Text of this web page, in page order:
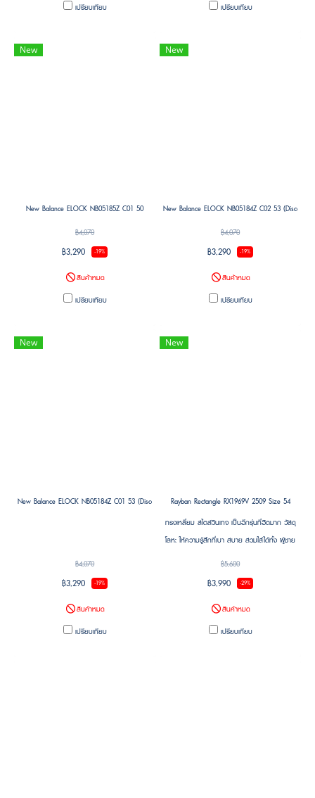
เปรียบเทียบ
เปรียบเทียบ
New
New Balance ELOCK NB05185Z C01 50
฿4,070
฿3,290 -19%
สินค้าหมด
เปรียบเทียบ
New
New Balance ELOCK NB05184Z C02 53
฿4,070
฿3,290 -19%
สินค้าหมด
เปรียบเทียบ
New
New Balance ELOCK NB05184Z C01 53 (Discontinued)
฿4,070
฿3,290 -19%
สินค้าหมด
เปรียบเทียบ
New
Rayban Rectangle RX1969V 2509 Size 54
ทรงเหลี่ยม สไตล์วินเทจ เป็นอีกรุ่นที่ฮิตมาก วัสดุ
โลหะ ให้ความรู้สึกที่เบา สบาย สวมใส่ได้ทั้ง ผู้ชาย
และ ผู้หญิง
฿5,600
฿3,990 -29%
สินค้าหมด
เปรียบเทียบ